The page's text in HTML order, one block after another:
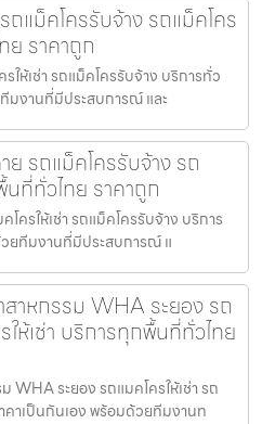
แม็คโครรับจ้าง รถแม็คโคร
ย ราคาถูก
ห้เช่า รถแม็คโครรับจ้าง บริการทั่ว
มงานที่มีประสบการณ์ และ
รถแม็คโครรับจ้าง รถ
นที่ทั่วไทย ราคาถูก
ครให้เช่า รถแม็คโครรับจ้าง บริการ
วยทีมงานที่มีประสบการณ์ แ
าหกรรม WHA ระยอง รถ
ให้เช่า บริการทุกพื้นที่ทั่วไทย
ระยอง รถแมคโครให้เช่า รถ
คาเป็นกันเอง พร้อมด้วยทีมงานท